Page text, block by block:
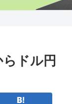
ドル円